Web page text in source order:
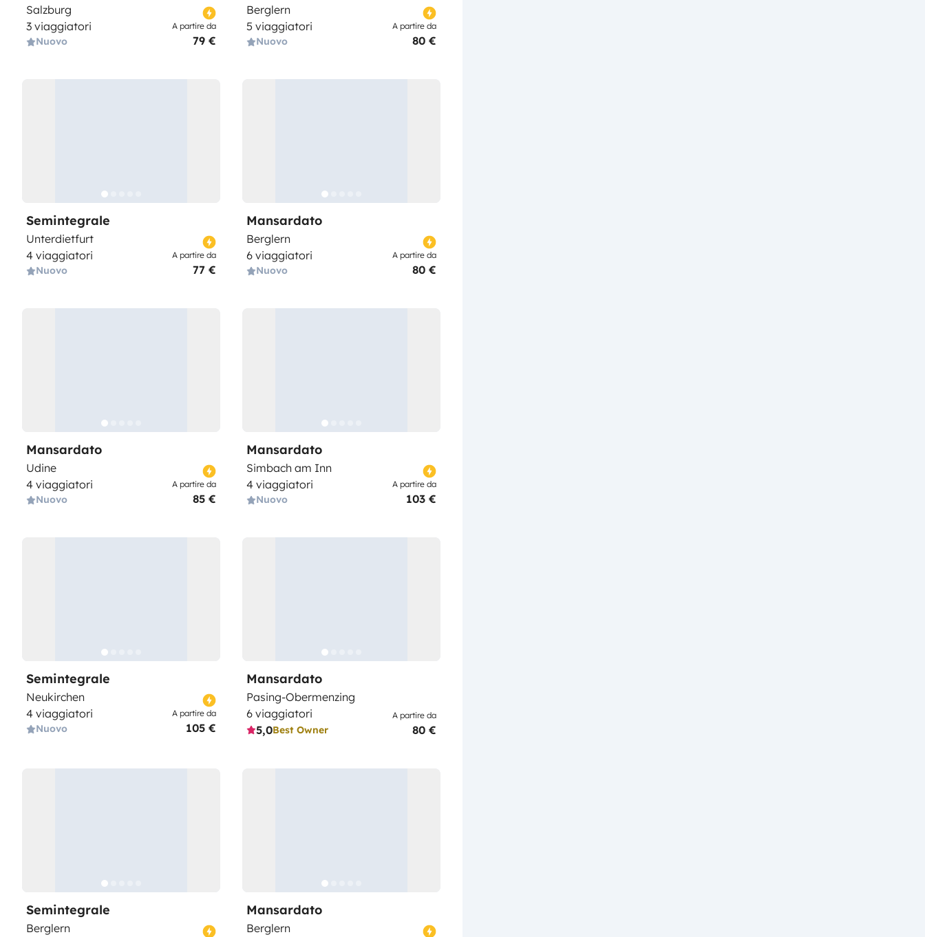
Salzburg
3 viaggiatori
Nuovo
A partire da
79 €
Berglern
5 viaggiatori
Nuovo
A partire da
80 €
Semintegrale
Unterdietfurt
4 viaggiatori
Nuovo
A partire da
77 €
Mansardato
Berglern
6 viaggiatori
Nuovo
A partire da
80 €
Mansardato
Udine
4 viaggiatori
Nuovo
A partire da
85 €
Mansardato
Simbach am Inn
4 viaggiatori
Nuovo
A partire da
103 €
Semintegrale
Neukirchen
4 viaggiatori
Nuovo
A partire da
105 €
Mansardato
Pasing-Obermenzing
6 viaggiatori
5,0Best Owner
A partire da
80 €
Semintegrale
Berglern
Mansardato
Berglern